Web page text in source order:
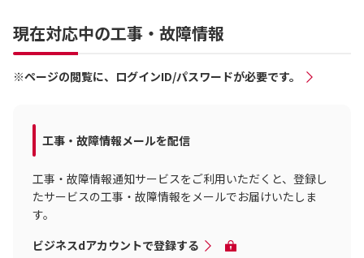
現在対応中の工事・故障情報
※ページの閲覧に、ログインID/パスワードが必要です。
工事・故障情報メールを配信
工事・故障情報通知サービスをご利用いただくと、登録し
たサービスの工事・故障情報をメールでお届けいたしま
す。
ビジネスdアカウントで登録する